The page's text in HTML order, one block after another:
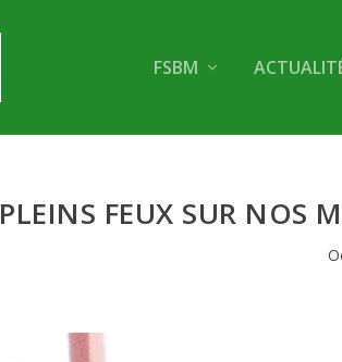
FSBM
PLEINS FEUX SUR NOS